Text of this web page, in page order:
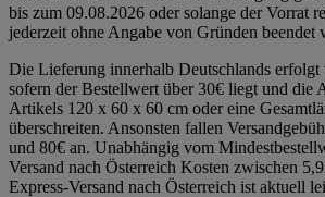
bis zum 09.08.2026 oder solange der Vorrat
jederzeit ohne Angabe von Gründen beendet
Die Lieferung innerhalb Deutschlands erfolgt
sofern der Bestellwert über 30€ liegt und die
Artikels 120 x 60 x 60 cm oder eine
überschreiten. Ansonsten fallen
und 80€ an. Unabhängig vom
Versand nach Österreich Kosten zwischen
Express-Versand nach Österreich ist aktuell